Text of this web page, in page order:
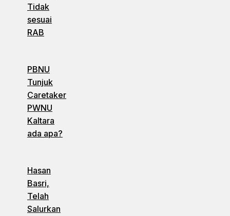
Tidak
sesuai
RAB
PBNU
Tunjuk
Caretaker
PWNU
Kaltara
ada apa?
Hasan
Basri,
Telah
Salurkan